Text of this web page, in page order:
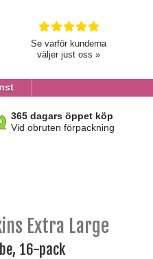
Se varför kunderna
väljer just oss »
365 dagars öppet köp
Vid obruten förpackning
Extra Large
16-pack